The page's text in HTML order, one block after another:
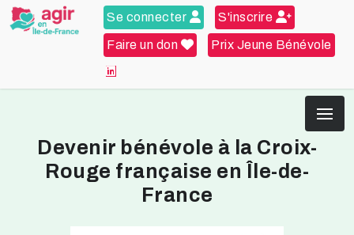
Se connecter S'inscrire
Faire un don Prix Jeune Bénévole
Devenir bénévole à la Croix-
Rouge française en Île-de-
France